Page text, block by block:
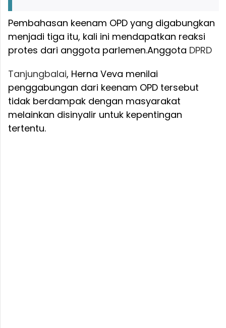
Pembahasan keenam OPD yang digabungkan
menjadi tiga itu, kali ini mendapatkan reaksi
protes dari anggota parlemen.Anggota DPRD
Tanjungbalai, Herna Veva menilai
penggabungan dari keenam OPD tersebut
tidak berdampak dengan masyarakat
melainkan disinyalir untuk kepentingan
tertentu.